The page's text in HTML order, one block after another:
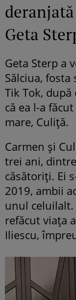
Geta
Geta Sterp a
Sălciua,
Tik Tok,
că ea l-a
mare, Culiță.
Carmen și
trei ani,
căsătoriți. Ei
2019, ambii
unul
refăcut viața
Iliescu,